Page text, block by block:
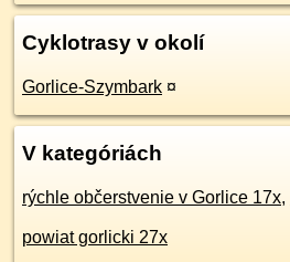
Cyklotrasy v okolí
Gorlice-Szymbark ¤
V kategóriách
rýchle občerstvenie v Gorlice 17x,
powiat gorlicki 27x